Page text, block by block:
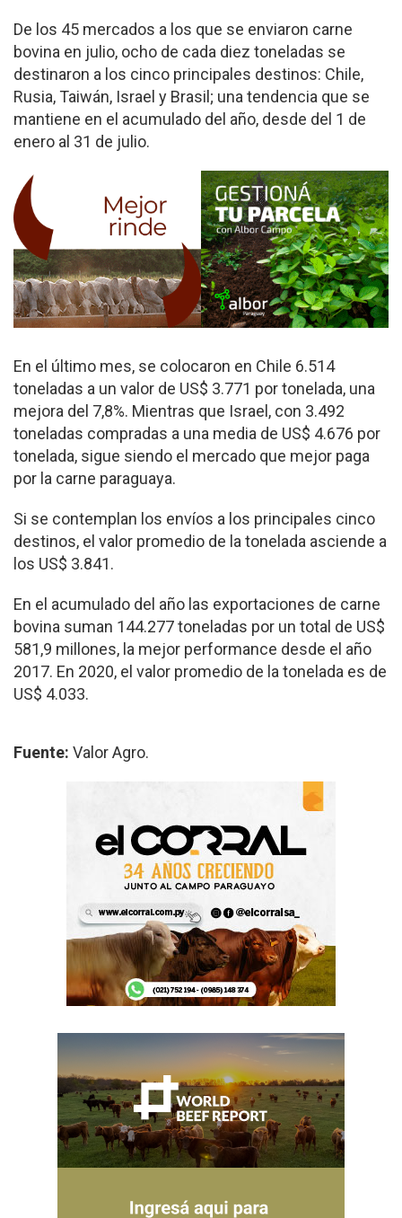
De los 45 mercados a los que se enviaron carne
bovina en julio, ocho de cada diez toneladas se
destinaron a los cinco principales destinos: Chile,
Rusia, Taiwán, Israel y Brasil; una tendencia que se
mantiene en el acumulado del año, desde del 1 de
enero al 31 de julio.
En el último mes, se colocaron en Chile 6.514
toneladas a un valor de US$ 3.771 por tonelada, una
mejora del 7,8%. Mientras que Israel, con 3.492
toneladas compradas a una media de US$ 4.676 por
tonelada, sigue siendo el mercado que mejor paga
por la carne paraguaya.
Si se contemplan los envíos a los principales cinco
destinos, el valor promedio de la tonelada asciende a
los US$ 3.841.
En el acumulado del año las exportaciones de carne
bovina suman 144.277 toneladas por un total de US$
581,9 millones, la mejor performance desde el año
2017. En 2020, el valor promedio de la tonelada es de
US$ 4.033.
Fuente: Valor Agro.